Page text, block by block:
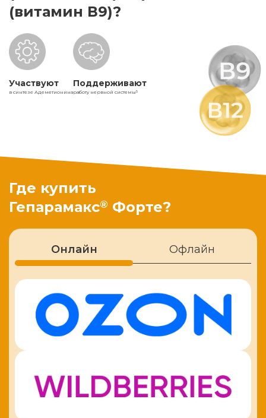
(витамин В9)?
Участвуют
в синтезе Адеметионина
Поддерживают
работу нервной системы5
Где купить
Гепарамакс® Форте?
Онлайн Офлайн